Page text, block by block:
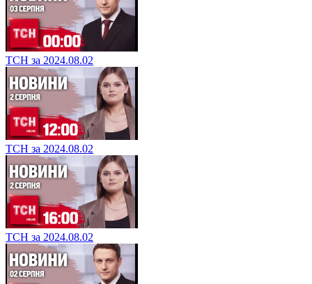
ТСН за 2024.08.02
ТСН за 2024.08.02
ТСН за 2024.08.02